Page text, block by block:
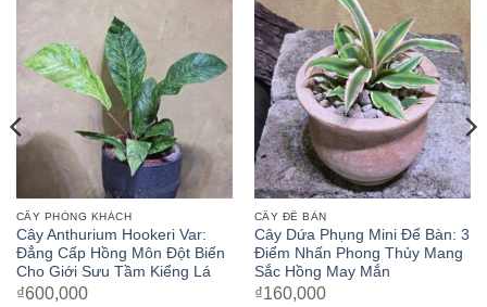
CÂY PHÒNG KHÁCH
Cây Anthurium Hookeri Var:
Đẳng Cấp Hồng Môn Đột Biến
Cho Giới Sưu Tầm Kiểng Lá
₫600,000
CÂY ĐỂ BÀN
Cây Dứa Phụng Mini Để Bàn: 3
Điểm Nhấn Phong Thủy Mang
Sắc Hồng May Mắn
₫160,000